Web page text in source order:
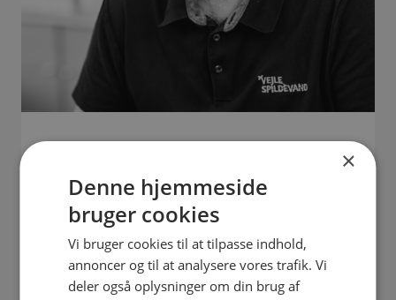
Direktør
76 41 ** ** Vis
****@****.dk Vis
×
Denne hjemmeside
bruger cookies
Vi bruger cookies til at tilpasse indhold,
annoncer og til at analysere vores trafik. Vi
deler også oplysninger om din brug af